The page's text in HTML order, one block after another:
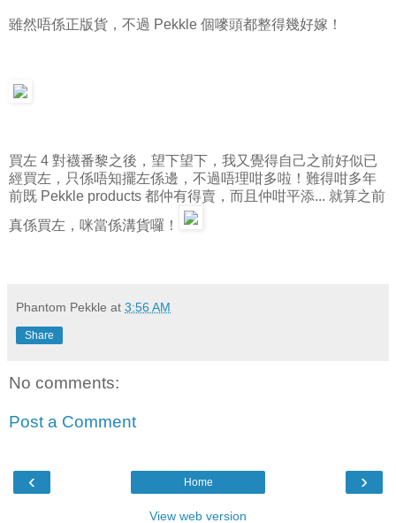
雖然唔係正版貨，不過 Pekkle 個嘜頭都整得幾好嫁！
買左 4 對襪番黎之後，望下望下，我又覺得自己之前好似已
經買左，只係唔知擺左係邊，不過唔理咁多啦！難得咁多年
前既 Pekkle products 都仲有得賣，而且仲咁平添... 就算之前
真係買左，咪當係溝貨囉！
Phantom Pekkle at 3:56 AM
Share
No comments:
Post a Comment
‹ ›
Home
View web version